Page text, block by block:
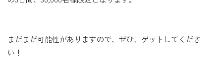
まだまだ可能性がありますので、ぜひ、ゲットしてくださ
い！